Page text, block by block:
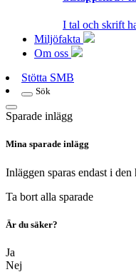
I tal och skrift
Miljöfakta
Om oss
Stötta SMB
Sök
Sparade inlägg
Mina sparade inlägg
Inläggen sparas endast i den
Ta bort alla sparade
Är du säker?
Ja
Nej